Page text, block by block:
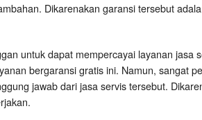
Dikarenakan garansi tersebut
untuk dapat mempercayai layanan jasa
bergaransi gratis ini. Namun, sangat
jawab dari jasa servis tersebut.